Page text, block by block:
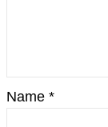
Name *